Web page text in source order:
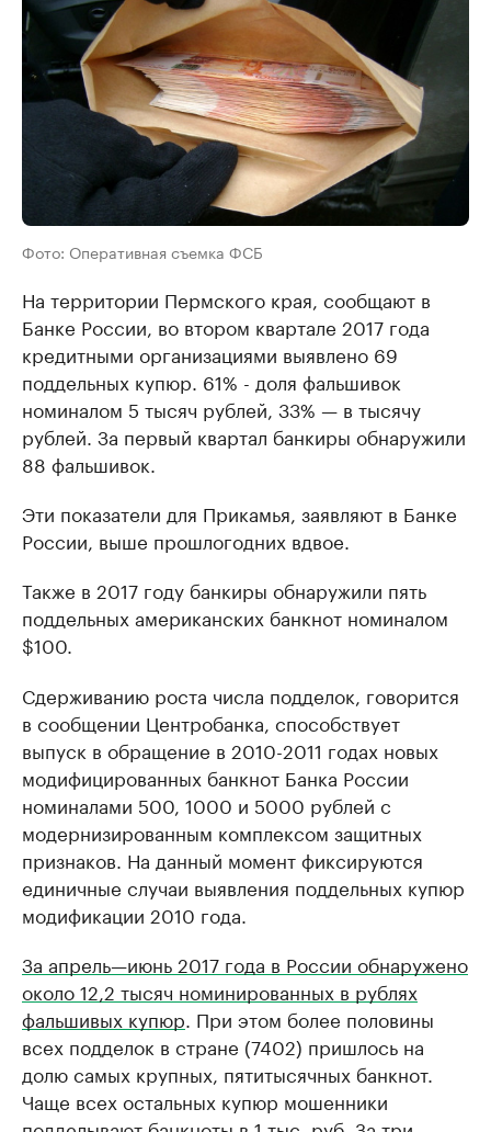
Фото: Оперативная съемка ФСБ
На территории Пермского края, сообщают в
Банке России, во втором квартале 2017 года
кредитными организациями выявлено 69
поддельных купюр. 61% - доля фальшивок
номиналом 5 тысяч рублей, 33% — в тысячу
рублей. За первый квартал банкиры обнаружили
88 фальшивок.
Эти показатели для Прикамья, заявляют в Банке
России, выше прошлогодних вдвое.
Также в 2017 году банкиры обнаружили пять
поддельных американских банкнот номиналом
$100.
Сдерживанию роста числа подделок, говорится
в сообщении Центробанка, способствует
выпуск в обращение в 2010-2011 годах новых
модифицированных банкнот Банка России
номиналами 500, 1000 и 5000 рублей с
модернизированным комплексом защитных
признаков. На данный момент фиксируются
единичные случаи выявления поддельных купюр
модификации 2010 года.
За апрель—июнь 2017 года в России обнаружено
около 12,2 тысяч номинированных в рублях
фальшивых купюр . При этом более половины
всех подделок в стране (7402) пришлось на
долю самых крупных, пятитысячных банкнот.
Чаще всех остальных купюр мошенники